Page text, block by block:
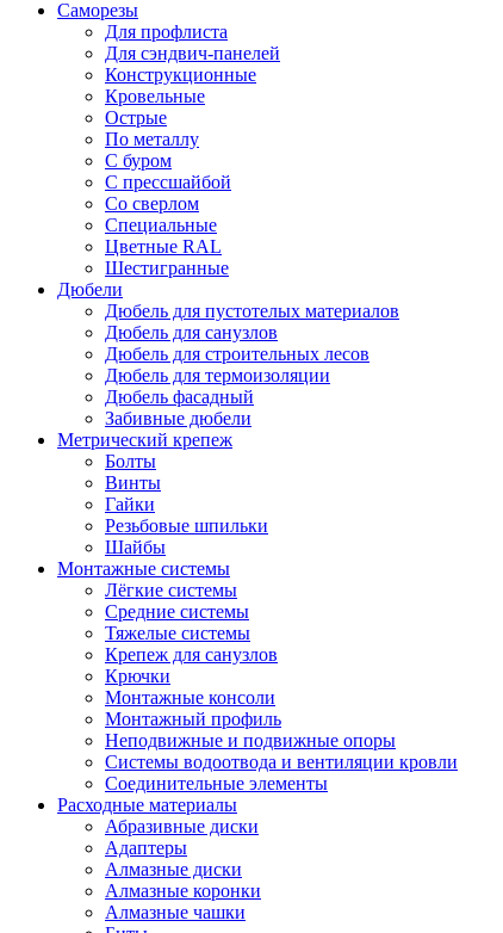
Саморезы
Для профлиста
Для сэндвич-панелей
Конструкционные
Кровельные
Острые
По металлу
С буром
С прессшайбой
Со сверлом
Специальные
Цветные RAL
Шестигранные
Дюбели
Дюбель для пустотелых материалов
Дюбель для санузлов
Дюбель для строительных лесов
Дюбель для термоизоляции
Дюбель фасадный
Забивные дюбели
Метрический крепеж
Болты
Винты
Гайки
Резьбовые шпильки
Шайбы
Монтажные системы
Лёгкие системы
Средние системы
Тяжелые системы
Крепеж для санузлов
Крючки
Монтажные консоли
Монтажный профиль
Неподвижные и подвижные опоры
Системы водоотвода и вентиляции кровли
Соединительные элементы
Расходные материалы
Абразивные диски
Адаптеры
Алмазные диски
Алмазные коронки
Алмазные чашки